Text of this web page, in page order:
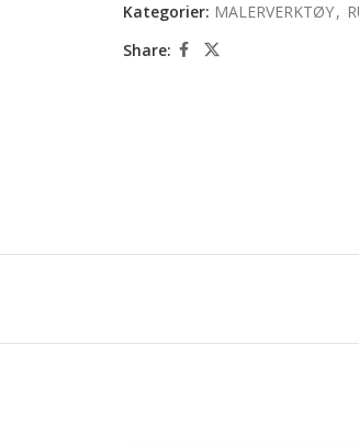
Kategorier: MALERVERKTØY,
Share: